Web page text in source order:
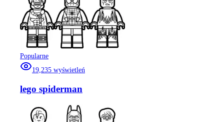
Popularne
19,235 wyświetleń
lego spiderman